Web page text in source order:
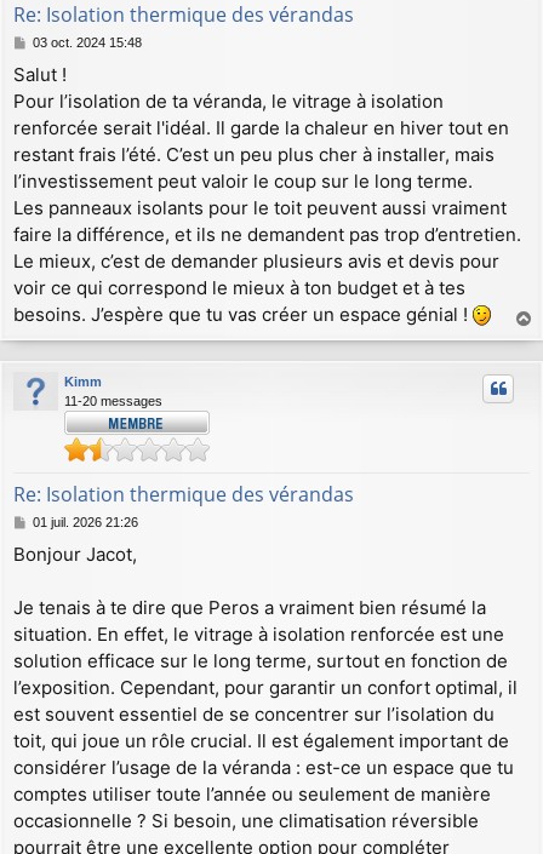
Re: Isolation thermique des vérandas
M
s
s
g
e
03 oct. 2024 15:48
Salut !
Pour l’isolation de ta véranda, le vitrage à isolation
renforcée serait l'idéal. Il garde la chaleur en hiver tout en
restant frais l’été. C’est un peu plus cher à installer, mais
l’investissement peut valoir le coup sur le long terme.
Les panneaux isolants pour le toit peuvent aussi vraiment
faire la différence, et ils ne demandent pas trop d’entretien.
Le mieux, c’est de demander plusieurs avis et devis pour
voir ce qui correspond le mieux à ton budget et à tes
besoins. J’espère que tu vas créer un espace génial !
a
u
Kimm
11-20 messages
Re: Isolation thermique des vérandas
M
s
g
e
01 juil. 2026 21:26
Bonjour Jacot,
Je tenais à te dire que Peros a vraiment bien résumé la
situation. En effet, le vitrage à isolation renforcée est une
solution efficace sur le long terme, surtout en fonction de
l’exposition. Cependant, pour garantir un confort optimal, il
est souvent essentiel de se concentrer sur l’isolation du
toit, qui joue un rôle crucial. Il est également important de
considérer l’usage de la véranda : est-ce un espace que tu
comptes utiliser toute l’année ou seulement de manière
occasionnelle ? Si besoin, une climatisation réversible
pourrait être une excellente option pour compléter